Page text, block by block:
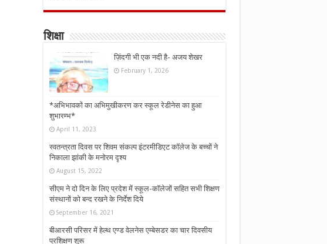
शिक्षा
ज़िंदगी भी एक नदी है- अजय शेखर
February 1, 2026
*अभिभावकों का अभिमुखीकरण कर स्कूल रेडीनेस का हुआ
शुभारम्भ*
April 11, 2023
स्वतन्त्रता दिवस पर शिवम संकल्प इंटरमीडिएट कॉलेज के बच्चों ने
निकाला झांकी के मनोरम दृश्य
August 15, 2022
सीएम ने दो दिन के लिए प्रदेश में स्कूल-कॉलेजों सहित सभी शिक्षण
संस्थानों को बन्द रखने के निर्देश दिये
September 16, 2021
बीआरसी परिसर में हेल्थ एण्ड वेलनेस एम्बेसडर का चार दिवसीय
प्रशिक्षण शुरू